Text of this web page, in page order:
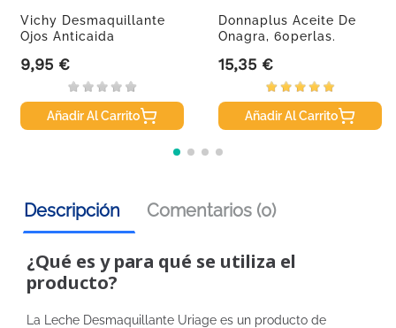
Vichy Desmaquillante
Ojos Anticaida
Precio
9,95 €
Añadir Al Carrito
Donnaplus Aceite De
Onagra, 60perlas.
Precio
15,35 €
Añadir Al Carrito
Descripción Comentarios (0)
¿Qué es y para qué se utiliza el
producto?
La Leche Desmaquillante Uriage es un producto de